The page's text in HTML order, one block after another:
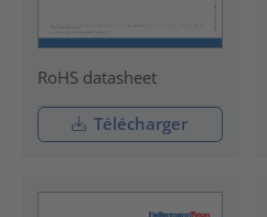
RoHS datasheet
Télécharger